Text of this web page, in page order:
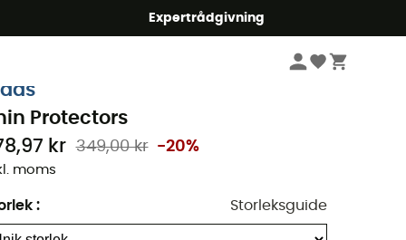
Expertrådgivning
Protectors
kr 349,00 kr -20%
moms
: Storleksguide